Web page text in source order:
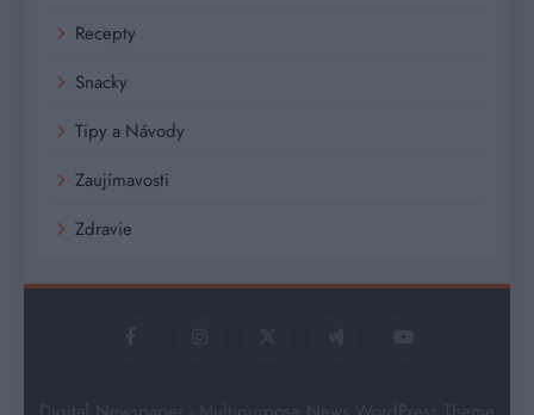
Recepty
Snacky
Tipy a Návody
Zaujímavosti
Zdravie